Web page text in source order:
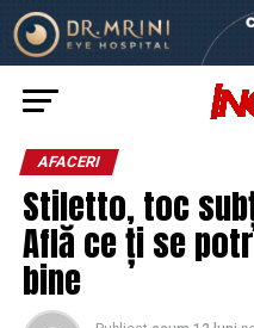
AFACERI
Stiletto, toc
Află ce ți se
bine